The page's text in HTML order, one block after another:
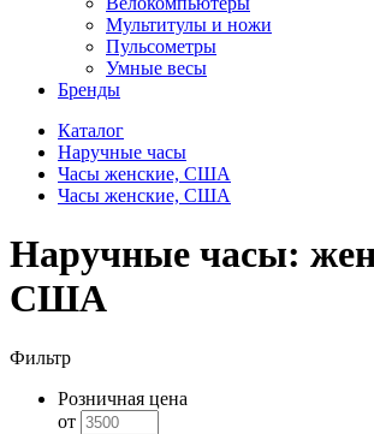
Мультитулы и ножи
Пульсометры
Умные весы
Бренды
Каталог
Наручные часы
Часы женские, США
Часы женские, США
Наручные часы:
США
Фильтр
Розничная цена
от